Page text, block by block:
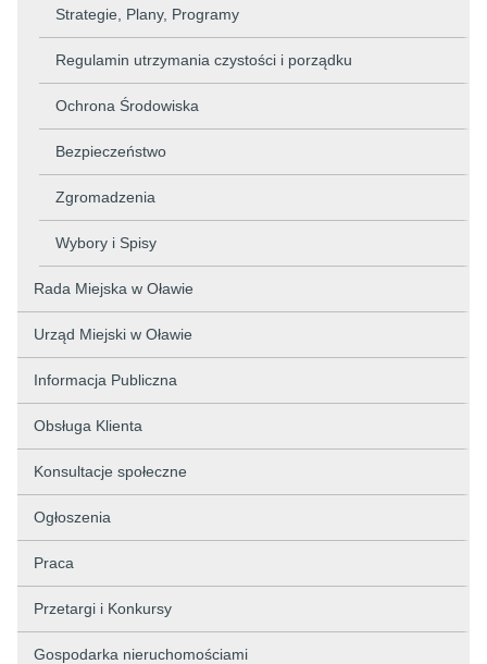
Strategie, Plany, Programy
Regulamin utrzymania czystości i porządku
Ochrona Środowiska
Bezpieczeństwo
Zgromadzenia
Wybory i Spisy
Rada Miejska w Oławie
Urząd Miejski w Oławie
Informacja Publiczna
Obsługa Klienta
Konsultacje społeczne
Ogłoszenia
Praca
Przetargi i Konkursy
Gospodarka nieruchomościami